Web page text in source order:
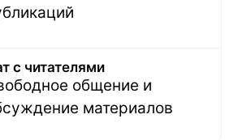
с читателями
общение и
материалов